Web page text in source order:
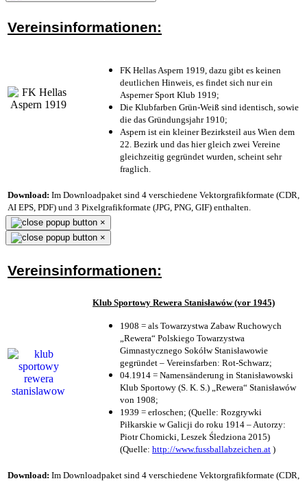
Vereinsinformationen:
FK Hellas Aspern 1919, dazu gibt es keinen
deutlichen Hinweis, es findet sich nur ein
Asperner Sport Klub 1919;
Die Klubfarben Grün-Weiß sind identisch, sowie
die das Gründungsjahr 1910;
Aspern ist ein kleiner Bezirksteil aus Wien dem
22. Bezirk und das hier gleich zwei Vereine
gleichzeitig gegründet wurden, scheint sehr
fraglich.
Download: Im Downloadpaket sind 4 verschiedene Vektorgrafikformate (CDR,
AI EPS, PDF) und 3 Pixelgrafikformate (JPG, PNG, GIF) enthalten.
×
×
Vereinsinformationen:
Klub Sportowy Rewera Stanisławów (vor 1945)
1908 = als Towarzystwa Zabaw Ruchowych
„Rewera“ Polskiego Towarzystwa
Gimnastycznego Sokółw Stanisławowie
gegründet – Vereinsfarben: Rot-Schwarz;
04.1914 = Namensänderung in Stanisławowski
Klub Sportowy (S. K. S.) „Rewera“ Stanisławów
von 1908;
1939 = erloschen; (Quelle: Rozgrywki
Piłkarskie w Galicji do roku 1914 – Autorzy:
Piotr Chomicki, Leszek Śledziona 2015)
(Quelle: http://www.fussballabzeichen.at )
Download: Im Downloadpaket sind 4 verschiedene Vektorgrafikformate (CDR,